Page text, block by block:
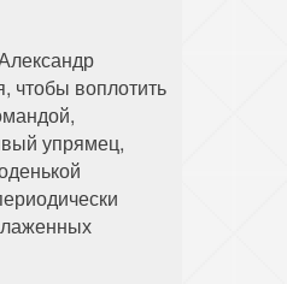
чтобы воплотить
упрямец,